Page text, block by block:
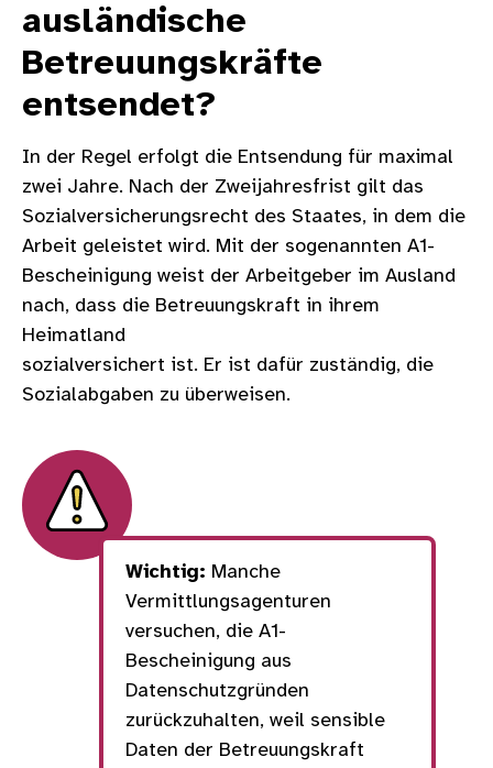
ausländische
Betreuungskräfte
entsendet?
In der Regel erfolgt die Entsendung für maximal
zwei Jahre. Nach der Zweijahresfrist gilt das
Sozialversicherungsrecht des Staates, in dem die
Arbeit geleistet wird. Mit der sogenannten A1-
Bescheinigung weist der Arbeitgeber im Ausland
nach, dass die Betreuungskraft in ihrem
Heimatland
sozialversichert ist. Er ist dafür zuständig, die
Sozialabgaben zu überweisen.
Wichtig: Manche
Vermittlungsagenturen
versuchen, die A1-
Bescheinigung aus
Datenschutzgründen
zurückzuhalten, weil sensible
Daten der Betreuungskraft